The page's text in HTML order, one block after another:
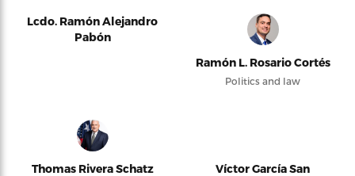
Lcdo. Ramón Alejandro
Pabón
Ramón L. Rosario Cortés
Politics and law
Thomas Rivera Schatz
Víctor García San